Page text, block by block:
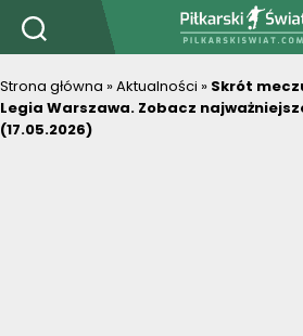
Strona główna »Aktualności » Skrót
Legia Warszawa. Zobacz
(17.05.2026)